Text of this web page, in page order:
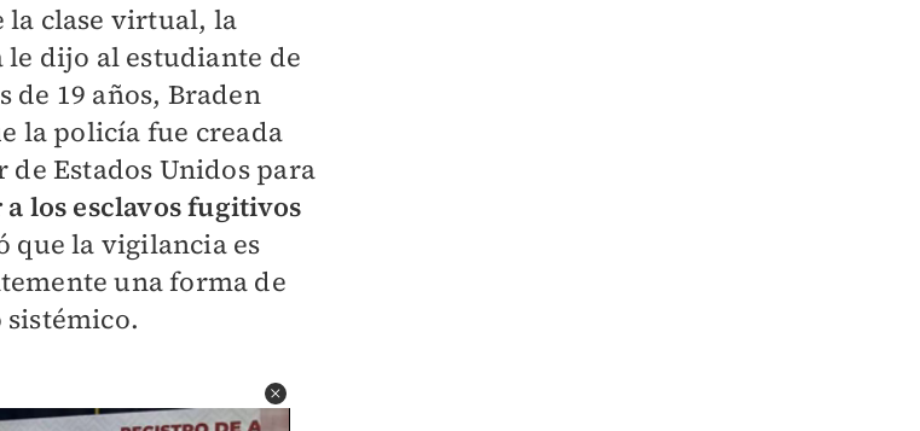
la clase virtual, la
le dijo al estudiante de
de 19 años, Braden
la policía fue creada
de Estados Unidos para
los esclavos fugitivos
que la vigilancia es
una forma de